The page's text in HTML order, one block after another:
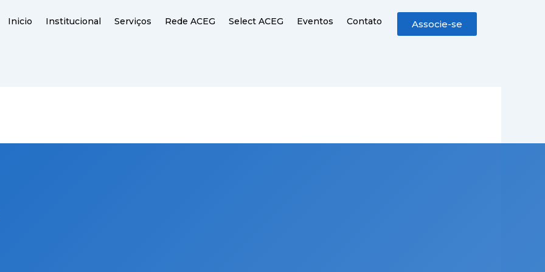
Inicio Institucional Serviços Rede ACEG Select ACEG Eventos Contato Associe-se